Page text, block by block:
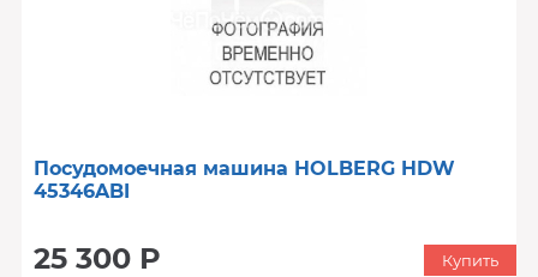
Посудомоечная машина HOLBERG HDW
45346ABI
25 300 Р Купить